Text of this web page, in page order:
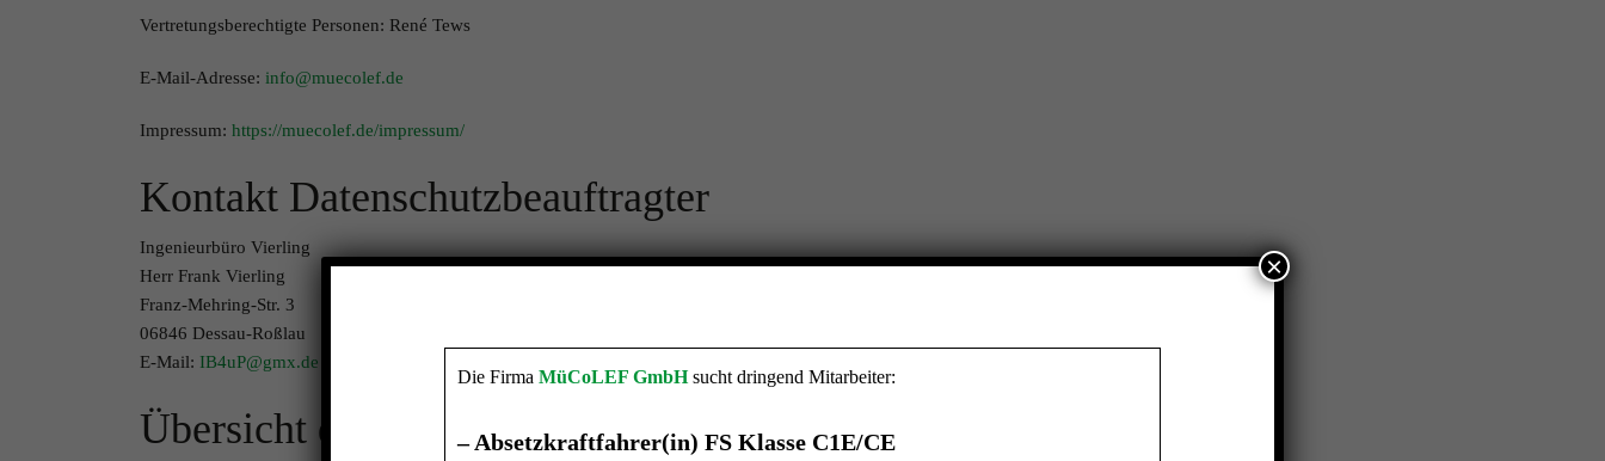
Vertretungsberechtigte Personen: René Tews
E-Mail-Adresse: info@muecolef.de
Impressum: https://muecolef.de/impressum/
Kontakt Datenschutzbeauftragter
Ingenieurbüro Vierling
Herr Frank Vierling
Franz-Mehring-Str. 3
06846 Dessau-Roßlau
E-Mail: IB4uP@gmx.de
Übersicht der Verarbeitungen
Die Firma MüCoLEF GmbHsucht dringend Mitarbeiter:
– Absetzkraftfahrer(in) FS Klasse C1E/CE
×